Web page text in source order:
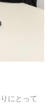
にとって